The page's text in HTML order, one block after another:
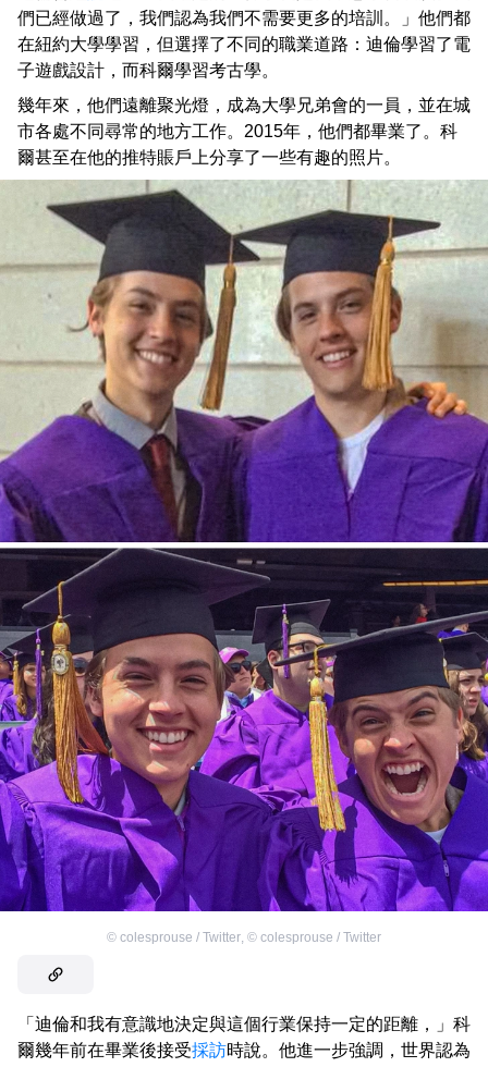
們已經做過了，我們認為我們不需要更多的培訓。」他們都
在紐約大學學習，但選擇了不同的職業道路：迪倫學習了電
子遊戲設計，而科爾學習考古學。
幾年來，他們遠離聚光燈，成為大學兄弟會的一員，並在城
市各處不同尋常的地方工作。2015年，他們都畢業了。科
爾甚至在他的推特賬戶上分享了一些有趣的照片。
© colesprouse / Twitter © colesprouse / Twitter
「迪倫和我有意識地決定與這個行業保持一定的距離，」科
爾幾年前在畢業後接受採訪時說。他進一步強調，世界認為